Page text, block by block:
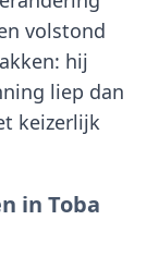
volstond
hij
liep dan
keizerlijk
in Toba